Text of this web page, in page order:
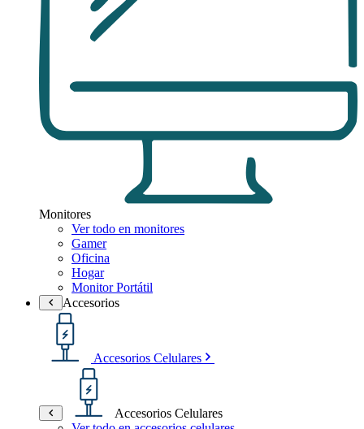
Monitores
Ver todo en monitores
Gamer
Oficina
Hogar
Monitor Portátil
Accesorios
Accesorios Celulares
Accesorios Celulares